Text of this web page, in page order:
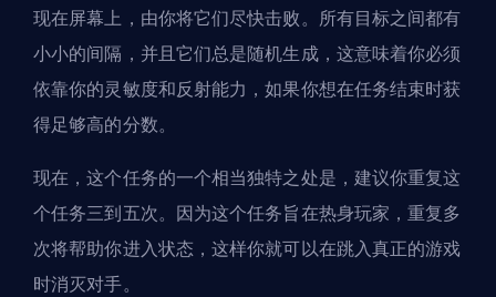
现在屏幕上，由你将它们尽快击败。所有目标之间都有
小小的间隔，并且它们总是随机生成，这意味着你必须
依靠你的灵敏度和反射能力，如果你想在任务结束时获
得足够高的分数。
现在，这个任务的一个相当独特之处是，建议你重复这
个任务三到五次。因为这个任务旨在热身玩家，重复多
次将帮助你进入状态，这样你就可以在跳入真正的游戏
时消灭对手。